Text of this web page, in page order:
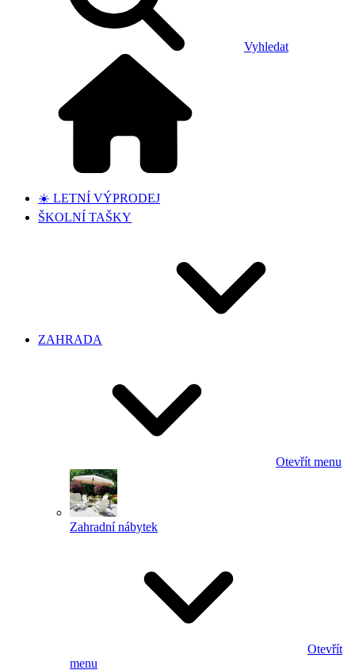
Vyhledat
☀️ LETNÍ VÝPRODEJ
ŠKOLNÍ TAŠKY
ZAHRADA
Otevřít menu
Zahradní nábytek
Otevřít
menu